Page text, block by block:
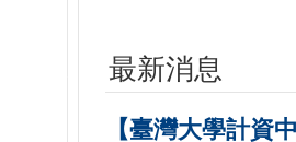
最新消息
【臺灣大學計資